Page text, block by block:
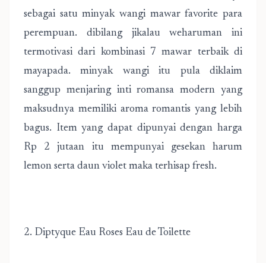
sebagai satu minyak wangi mawar favorite para
perempuan. dibilang jikalau weharuman ini
termotivasi dari kombinasi 7 mawar terbaik di
mayapada. minyak wangi itu pula diklaim
sanggup menjaring inti romansa modern yang
maksudnya memiliki aroma romantis yang lebih
bagus. Item yang dapat dipunyai dengan harga
Rp 2 jutaan itu mempunyai gesekan harum
lemon serta daun violet maka terhisap fresh.
2. Diptyque Eau Roses Eau de Toilette